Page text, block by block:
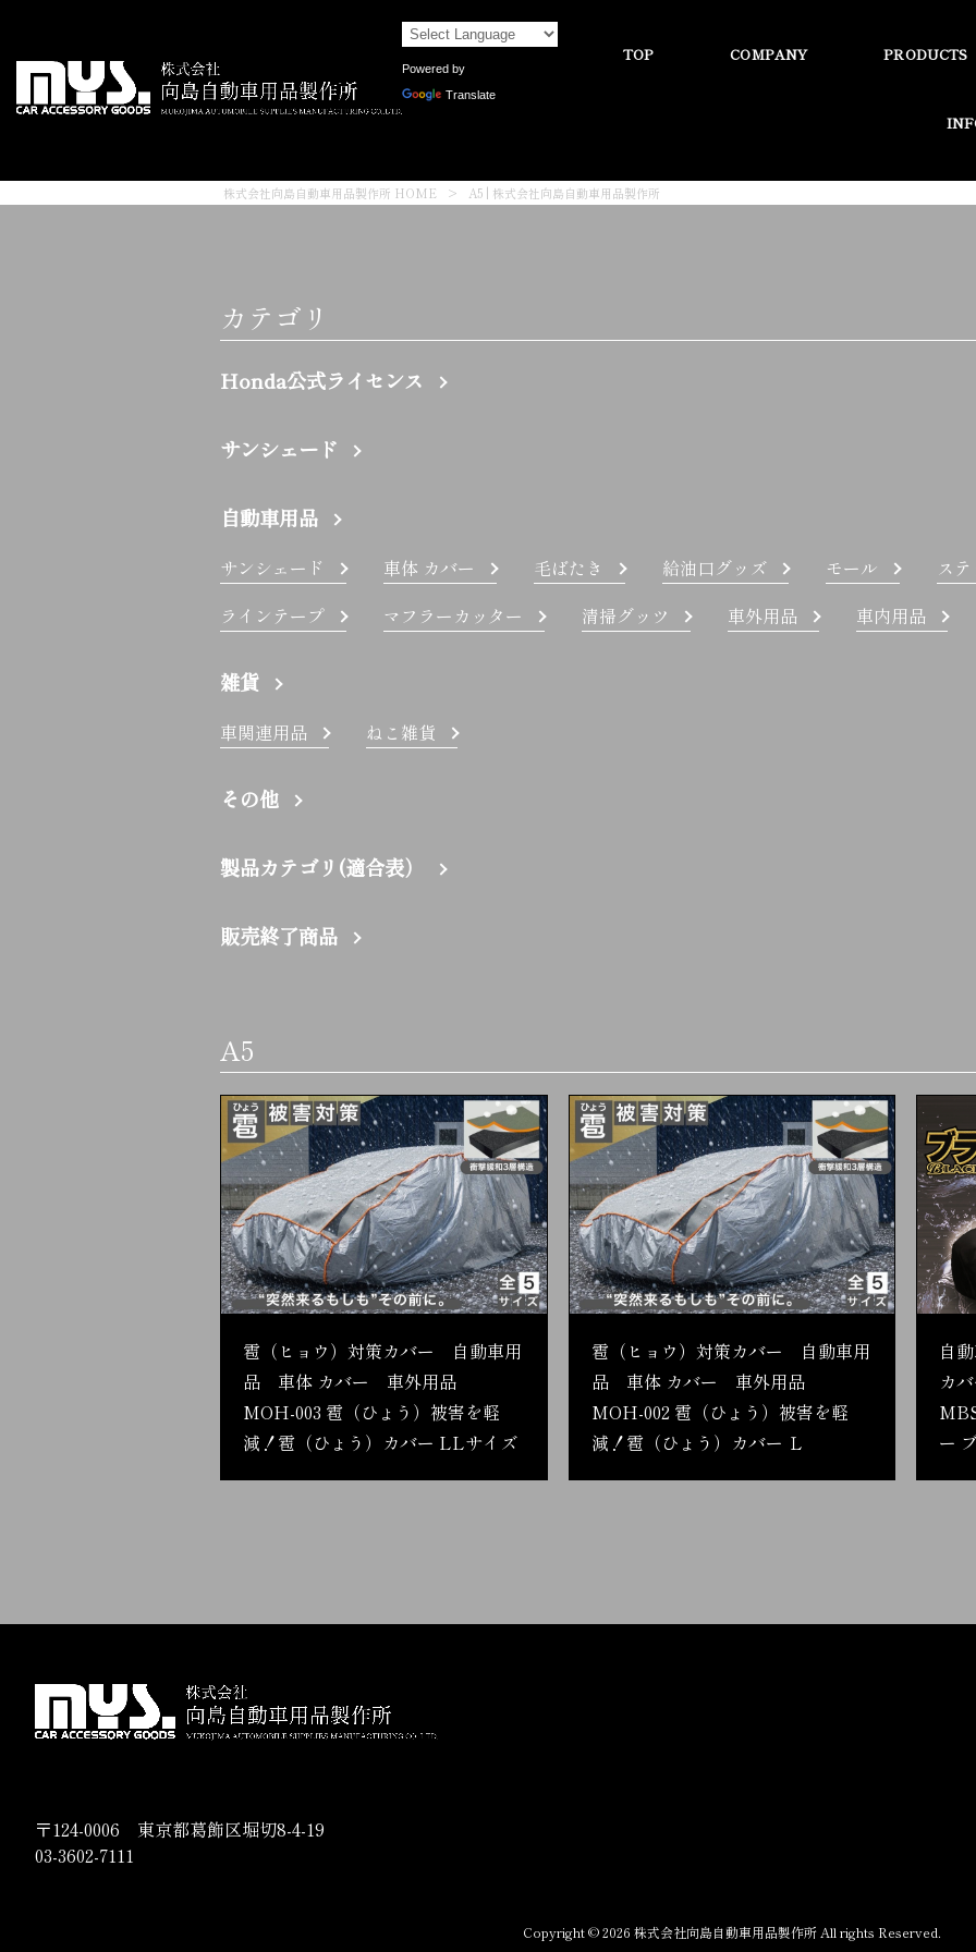
Powered by
Translate
TOP COMPANY PRODUCTS
株式会社向島自動車用品製作所 HOME > A5 | 株式会社向島自動車用品製作所
カテゴリ
Honda公式ライセンス
サンシェード
自動車用品
サンシェード 車体 カバー 毛ばたき 給油口グッズ モール
ス
ラインテープ
マフラーカッター 清掃グッツ 車外用品 車内用品
雑貨
車関連用品 ねこ雑貨
その他
製品カテゴリ(適合表）
販売終了商品
A5
雹（ヒョウ）対策カバー 自動車用
品 車体 カバー 車外用品
MOH-003 雹（ひょう）被害を軽
減！雹（ひょう）カバー LLサイズ
雹（ヒョウ）対策カバー 自動車用
品 車体 カバー 車外用品
MOH-002 雹（ひょう）被害を軽
減！雹（ひょう）カバー Ｌ
自
カ
ー
〒124-0006 東京都葛飾区堀切8-4-19
03-3602-7111
Copyright © 2026 株式会社向島自動車用品製作所 All rights Reserved.